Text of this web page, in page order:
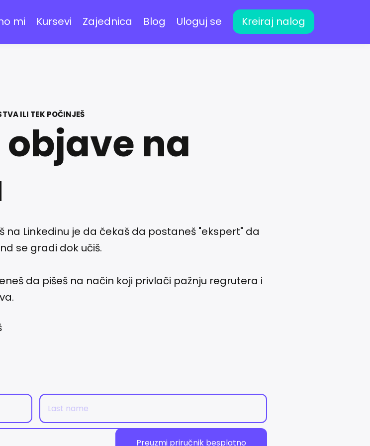
mi Kursevi Zajednica Blog Uloguj se Kreiraj nalog
ILI TEK POČINJEŠ
na
Linkedinu je da čekaš da postaneš "ekspert" da
se gradi dok učiš.
da pišeš na način koji privlači pažnju regrutera i
Preuzmi priručnik besplatno